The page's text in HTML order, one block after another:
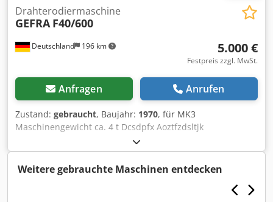
Deutschland 196 km
Drahterodiermaschine
GEFRA F40/600
5.000 €
Festpreis zzgl. MwSt.
Anfragen Anrufen
Zustand: gebraucht, Baujahr: 1970, für MK3
Maschinengewicht ca. 4 t Dcsdpfx Aoztfzdsltjk
Weitere gebrauchte Maschinen entdecken